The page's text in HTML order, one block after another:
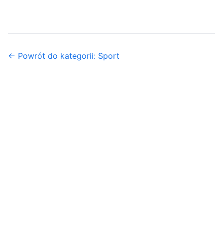
← Powrót do kategorii: Sport